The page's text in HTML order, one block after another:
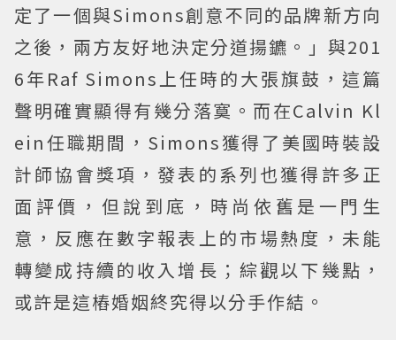
定了一個與Simons創意不同的品牌新方向
之後，兩方友好地決定分道揚鑣。」與201
6年Raf Simons上任時的大張旗鼓，這篇
聲明確實顯得有幾分落寞。而在Calvin Kl
ein任職期間，Simons獲得了美國時裝設
計師協會獎項，發表的系列也獲得許多正
面評價，但說到底，時尚依舊是一門生
意，反應在數字報表上的市場熱度，未能
轉變成持續的收入增長；綜觀以下幾點，
或許是這樁婚姻終究得以分手作結。